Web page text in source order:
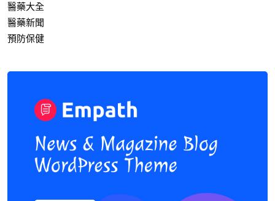
醫藥大全
醫藥新聞
預防保健